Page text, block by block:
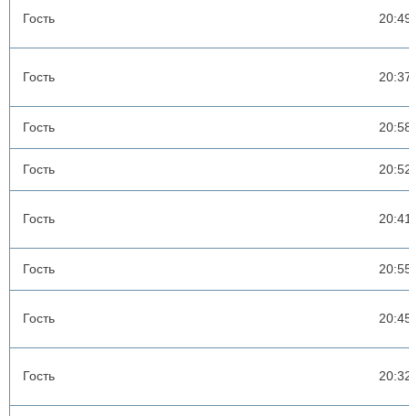
Гость
Гость
Гость
Гость
Гость
Гость
Гость
Гость